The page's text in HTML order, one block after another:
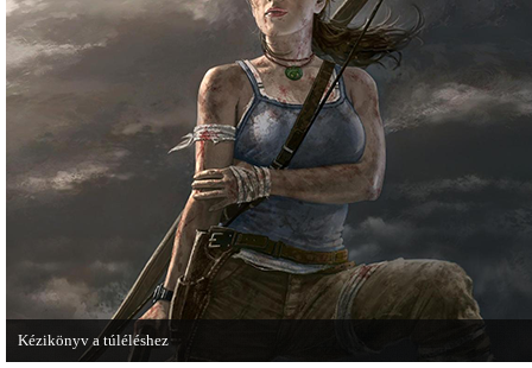
Kézikönyv a túléléshez